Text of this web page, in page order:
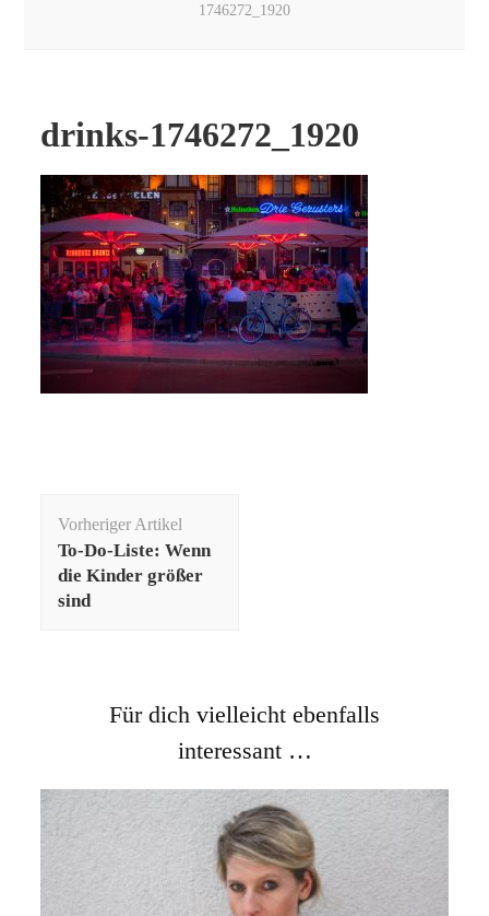
1746272_1920
drinks-1746272_1920
Vorheriger Artikel
To-Do-Liste: Wenn
die Kinder größer
sind
Für dich vielleicht ebenfalls
interessant …